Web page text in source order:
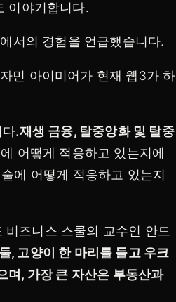
이야기합니다.
서의 경험을 언급했습니다.
민 아이미어가 현재 웹3가 하
.재생 금융, 탈중앙화 및 탈중
어떻게 적응하고 있는지에
에 어떻게 적응하고 있는지
즈니스 스쿨의 교수인 안드
, 고양이 한 마리를 들고 우크
며, 가장 큰 자산은 부동산과